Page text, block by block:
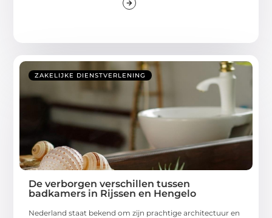
ZAKELIJKE DIENSTVERLENING
De verborgen verschillen tussen
badkamers in Rijssen en Hengelo
Nederland staat bekend om zijn prachtige architectuur en